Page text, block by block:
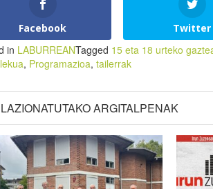
Facebook Twitter
in LABURREANTagged 15 eta 18 urteko
, Programazioa, tailerrak
ARGITALPENAK